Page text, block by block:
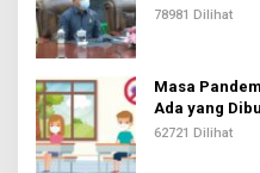
78981 Dilihat
Masa
Ada yang
62721 Dilihat